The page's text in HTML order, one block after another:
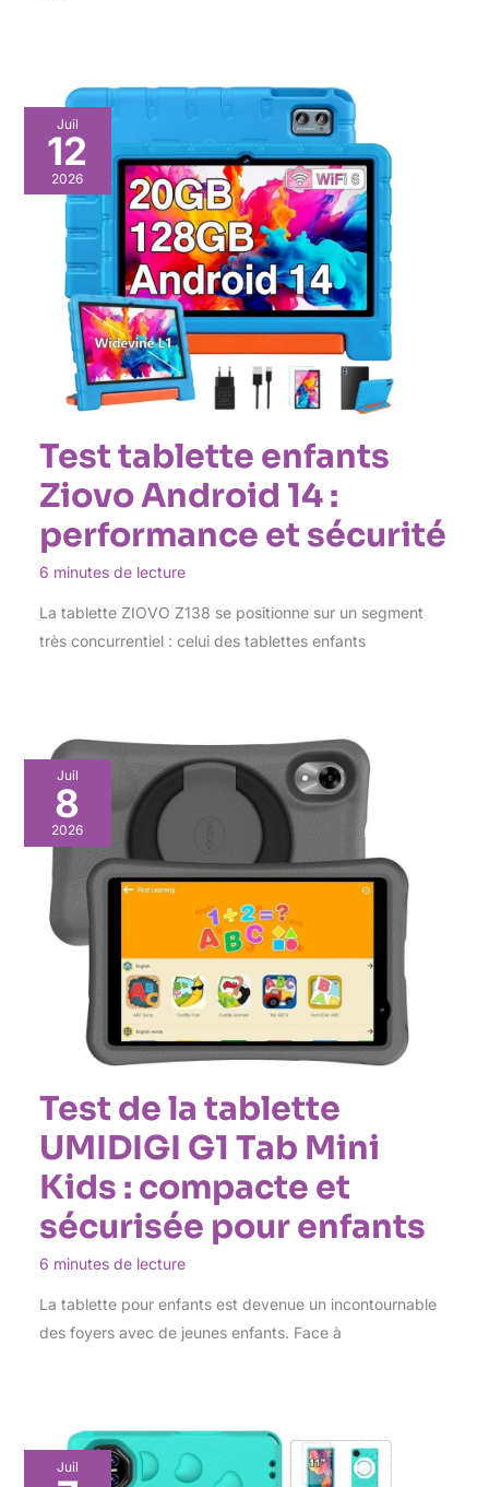
Juil
12
2026
Test tablette enfants
Ziovo Android 14 :
performance et sécurité
6 minutes de lecture
La tablette ZIOVO Z138 se positionne sur un segment
très concurrentiel : celui des tablettes enfants
Juil
8
2026
Test de la tablette
UMIDIGI G1 Tab Mini
Kids : compacte et
sécurisée pour enfants
6 minutes de lecture
La tablette pour enfants est devenue un incontournable
des foyers avec de jeunes enfants. Face à
Juil